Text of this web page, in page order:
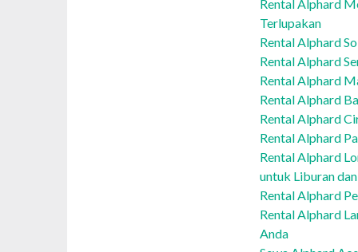
Rental Alphard
Terlupakan
Rental Alphard
Rental Alphard
Rental Alphard
Rental Alphard
Rental Alphard
Rental Alphard
Rental Alphard
untuk Liburan
Rental Alphard
Rental Alphard
Anda